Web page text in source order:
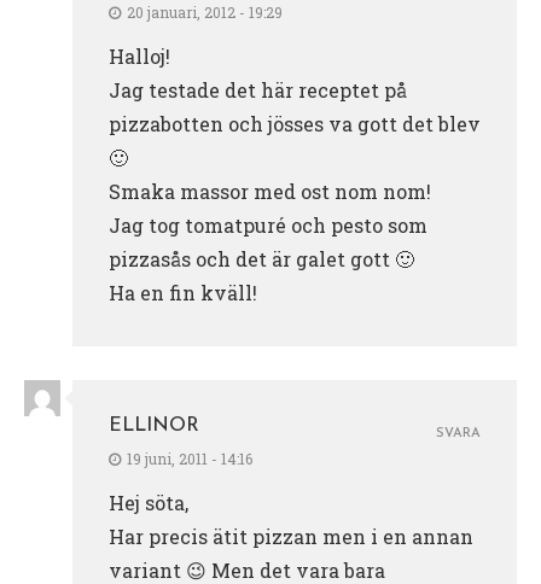
20 januari, 2012 - 19:29
Halloj!
Jag testade det här receptet på
pizzabotten och jösses va gott det blev
🙂
Smaka massor med ost nom nom!
Jag tog tomatpuré och pesto som
pizzasås och det är galet gott 🙂
Ha en fin kväll!
ELLINOR
19 juni, 2011 - 14:16
Hej söta,
Har precis ätit pizzan men i en annan
variant 😉 Men det vara bara
SVARA